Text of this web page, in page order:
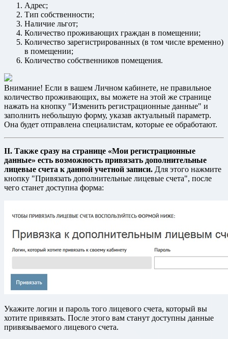
Адрес;
Тип собственности;
Наличие льгот;
Количество проживающих граждан в помещении;
Количество зарегистрированных (в том числе временно)
в помещении;
Количество собственников помещения.
Внимание! Если в вашем Личном кабинете, не правильное
количество проживающих, вы можете на этой же странице
нажать на кнопку "Изменить регистрационные данные" и
заполнить небольшую форму, указав актуальный параметр.
Она будет отправлена специалистам, которые ее обработают.
II. Также сразу на странице «Мои регистрационные
данные» есть возможность привязать дополнительные
лицевые счета к данной учетной записи. Для этого нажмите
кнопку "Привязать дополнительные лицевые счета", после
чего станет доступна форма:
Укажите логин и пароль того лицевого счета, который вы
хотите привязать. После этого вам станут доступны данные
привязываемого лицевого счета.